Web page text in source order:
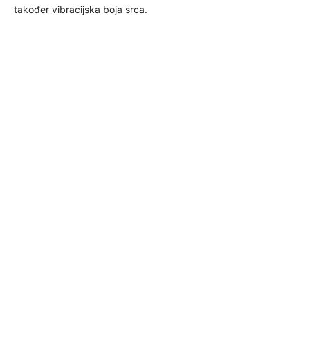
također vibracijska boja srca.